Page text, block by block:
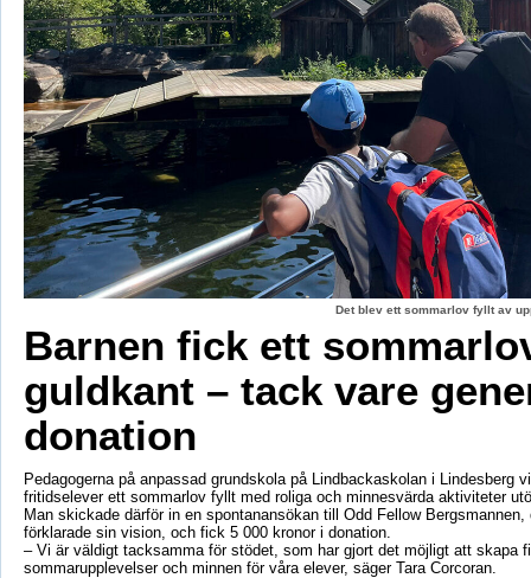
Det blev ett sommarlov fyllt av
Barnen fick ett
guldkant – tack vare
donation
Pedagogerna på anpassad grundskola på Lindbackaskolan i Lindesberg
fritidselever ett sommarlov fyllt med roliga och minnesvärda aktiviteter
Man skickade därför in en spontanansökan till Odd Fellow Bergsmannen,
förklarade sin vision, och fick 5 000 kronor i donation.
– Vi är väldigt tacksamma för stödet, som har gjort det möjligt att skapa
sommarupplevelser och minnen för våra elever, säger Tara Corcoran.